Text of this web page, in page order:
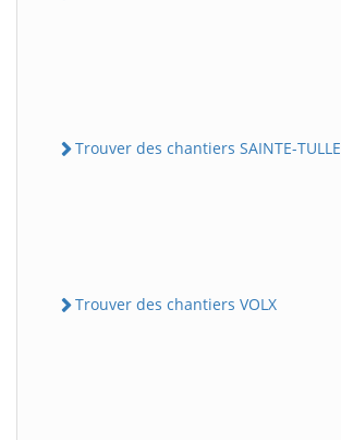
Trouver des chantiers SAINTE-TULLE
Trouver des chantiers VOLX